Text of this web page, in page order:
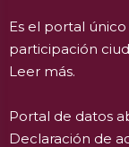
Es el portal
participación
Leer más.
Portal de datos
Declaración de